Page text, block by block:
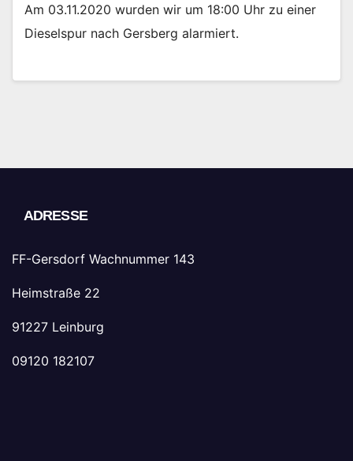
Am 03.11.2020 wurden wir um 18:00 Uhr zu einer
Dieselspur nach Gersberg alarmiert.
ADRESSE
FF-Gersdorf Wachnummer 143
Heimstraße 22
91227 Leinburg
09120 182107